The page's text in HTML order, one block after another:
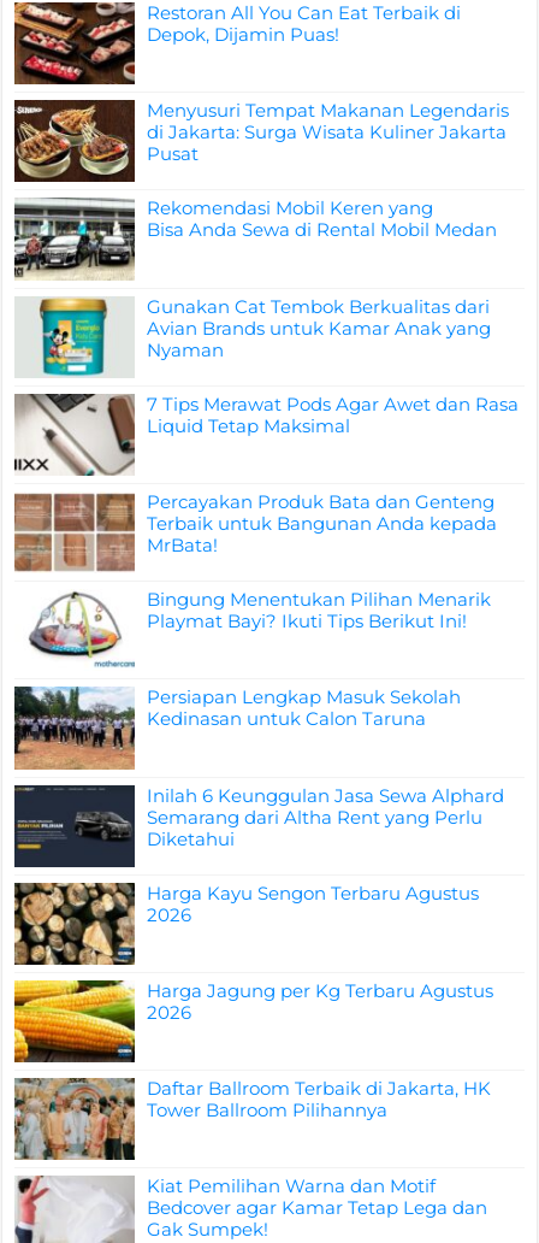
Restoran All You Can Eat Terbaik di
Depok, Dijamin Puas!
Menyusuri Tempat Makanan Legendaris
di Jakarta: Surga Wisata Kuliner Jakarta
Pusat
Rekomendasi Mobil Keren yang
Bisa Anda Sewa di Rental Mobil Medan
Gunakan Cat Tembok Berkualitas dari
Avian Brands untuk Kamar Anak yang
Nyaman
7 Tips Merawat Pods Agar Awet dan Rasa
Liquid Tetap Maksimal
Percayakan Produk Bata dan Genteng
Terbaik untuk Bangunan Anda kepada
MrBata!
Bingung Menentukan Pilihan Menarik
Playmat Bayi? Ikuti Tips Berikut Ini!
Persiapan Lengkap Masuk Sekolah
Kedinasan untuk Calon Taruna
Inilah 6 Keunggulan Jasa Sewa Alphard
Semarang dari Altha Rent yang Perlu
Diketahui
Harga Kayu Sengon Terbaru Agustus
2026
Harga Jagung per Kg Terbaru Agustus
2026
Daftar Ballroom Terbaik di Jakarta, HK
Tower Ballroom Pilihannya
Kiat Pemilihan Warna dan Motif
Bedcover agar Kamar Tetap Lega dan
Gak Sumpek!